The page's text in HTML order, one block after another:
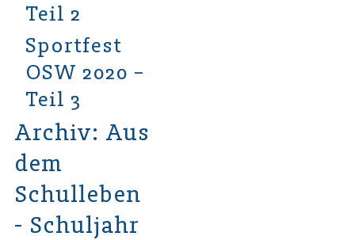
Teil 2
Sportfest
OSW 2020 –
Teil 3
Archiv: Aus
dem
Schulleben
- Schuljahr